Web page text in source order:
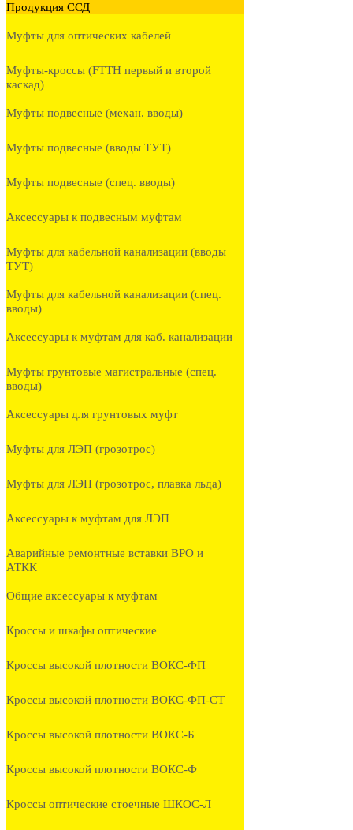
Продукция ССД
Муфты для оптических кабелей
Муфты-кроссы (FTTH первый и второй
каскад)
Муфты подвесные (механ. вводы)
Муфты подвесные (вводы ТУТ)
Муфты подвесные (спец. вводы)
Аксессуары к подвесным муфтам
Муфты для кабельной канализации (вводы
ТУТ)
Муфты для кабельной канализации (спец.
вводы)
Аксессуары к муфтам для каб. канализации
Муфты грунтовые магистральные (спец.
вводы)
Аксессуары для грунтовых муфт
Муфты для ЛЭП (грозотрос)
Муфты для ЛЭП (грозотрос, плавка льда)
Аксессуары к муфтам для ЛЭП
Аварийные ремонтные вставки ВРО и
АТКК
Общие аксессуары к муфтам
Кроссы и шкафы оптические
Кроссы высокой плотности ВОКС-ФП
Кроссы высокой плотности ВОКС-ФП-СТ
Кроссы высокой плотности ВОКС-Б
Кроссы высокой плотности ВОКС-Ф
Кроссы оптические стоечные ШКОС-Л